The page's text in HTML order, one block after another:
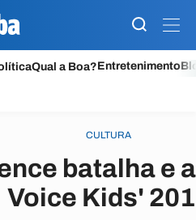
Qual a Boa?Entretenimento
CULTURA
batalha e
Voice Kids'